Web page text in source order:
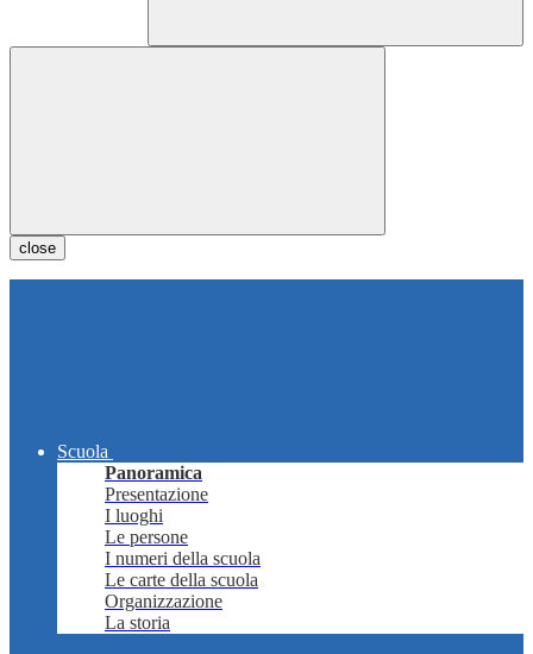
close
Scuola
Panoramica
Presentazione
I luoghi
Le persone
I numeri della scuola
Le carte della scuola
Organizzazione
La storia